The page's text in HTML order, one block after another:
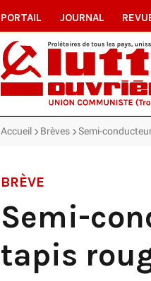
PORTAIL JOURNAL
Accueil Brèves Semi-
BRÈVE
Semi-
tapis